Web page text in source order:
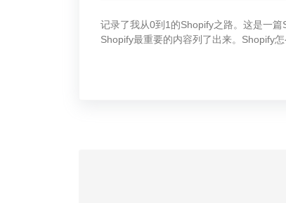
记录了我从0到1的Shopify之路。这是一
Shopify最重要的内容列了出来。Shopify